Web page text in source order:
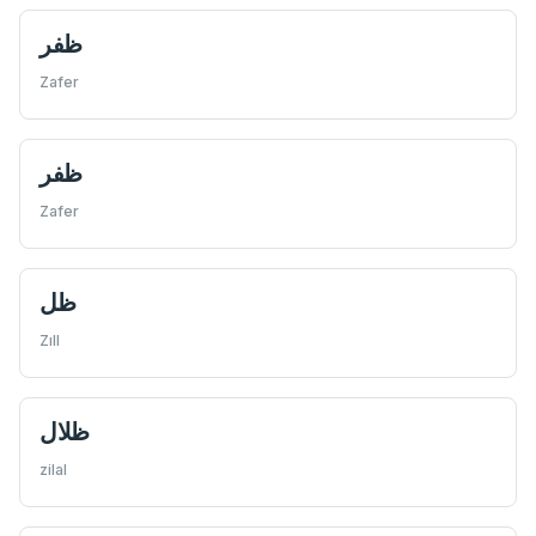
ظفر
Zafer
ظفر
Zafer
ظل
Zıll
ظلال
zilal